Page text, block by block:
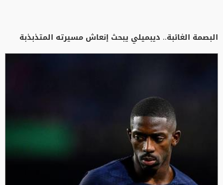
البصمة الغائبة.. ديبميلي يبحث إنعاش مسيرته المتذبذبة